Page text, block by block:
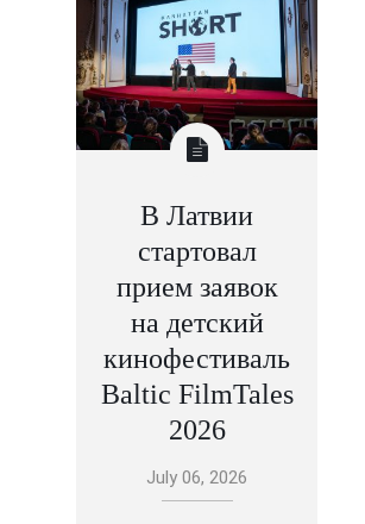
В Латвии
стартовал
прием заявок
на детский
кинофестиваль
Baltic FilmTales
2026
July 06, 2026